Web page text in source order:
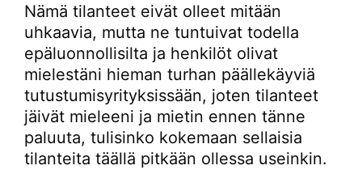
Nämä tilanteet eivät olleet mitään
uhkaavia, mutta ne tuntuivat todella
epäluonnollisilta ja henkilöt olivat
mielestäni hieman turhan päällekäyviä
tutustumisyrityksissään, joten tilanteet
jäivät mieleeni ja mietin ennen tänne
paluuta, tulisinko kokemaan sellaisia
tilanteita täällä pitkään ollessa useinkin.